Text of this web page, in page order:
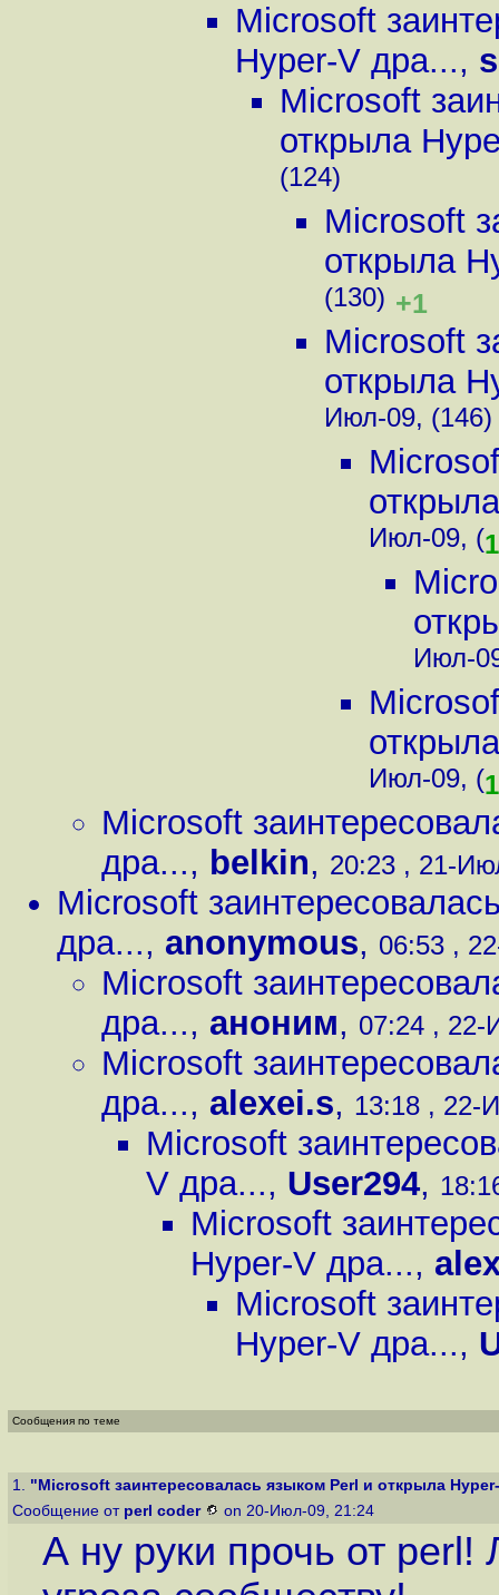
Microsoft
Hyper-V дра...,
Microsoft
открыла
(124)
Microsoft
открыла
(130) +1
Microsoft
открыла
Июл-09, (146)
Июл-09, (
Июл-
Июл-09, (
Microsoft
дра..., belkin, 20:23 , 21-
Microsoft
дра..., anonymous, 06:53 ,
Microsoft
дра..., аноним, 07:24 , 22-
Microsoft
дра..., alexei.s, 13:18 , 22-
Microsoft
V дра..., User294,
Microsoft
Hyper-V дра...,
Microsoft
Hyper-V дра...,
Сообщения по теме
1. "Microsoft заинтересовалась языком Perl и открыла
Сообщение от perl coder on 20-Июл-09, 21:24
А ну руки прочь от